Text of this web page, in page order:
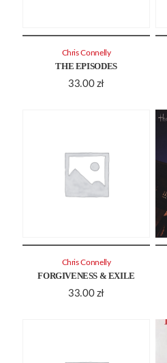
THE EPISODES
33.00 zł
Chris Connelly
FORGIVENESS & EXILE
33.00 zł
Chris Connelly